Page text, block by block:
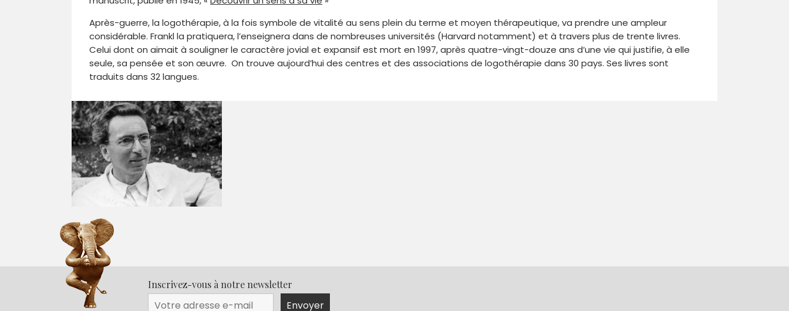
Après-guerre, la logothérapie, à la fois symbole de vitalité au sens plein du terme et moyen thérapeutique, va prendre une ampleur
considérable. Frankl la pratiquera, l’enseignera dans de nombreuses universités (Harvard notamment) et à travers plus de trente livres.
Celui dont on aimait à souligner le caractère jovial et expansif est mort en 1997, après quatre-vingt-douze ans d’une vie qui justifie, à elle
seule, sa pensée et son œuvre. On trouve aujourd’hui des centres et des associations de logothérapie dans 30 pays. Ses livres sont
traduits dans 32 langues.
Inscrivez-vous à notre newsletter